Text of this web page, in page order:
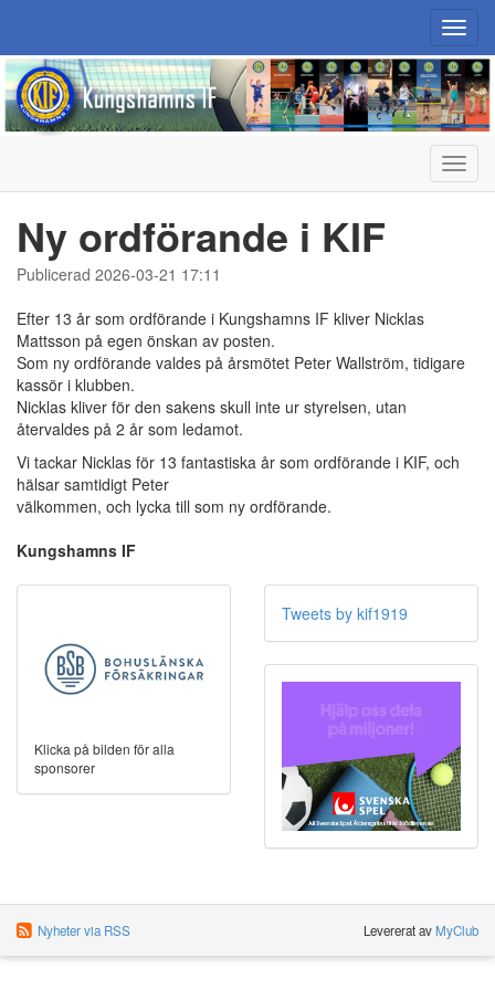
Ny ordförande i KIF
Publicerad 2026-03-21 17:11
Efter 13 år som ordförande i Kungshamns IF kliver Nicklas
Mattsson på egen önskan av posten.
Som ny ordförande valdes på årsmötet Peter Wallström, tidigare
kassör i klubben.
Nicklas kliver för den sakens skull inte ur styrelsen, utan
återvaldes på 2 år som ledamot.
Vi tackar Nicklas för 13 fantastiska år som ordförande i KIF, och
hälsar samtidigt Peter
välkommen, och lycka till som ny ordförande.
Kungshamns IF
Klicka på bilden för alla
sponsorer
Tweets by kif1919
Nyheter via RSS Levererat avMyClub